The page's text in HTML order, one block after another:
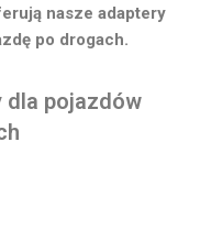
nasze adaptery
po drogach.
dla pojazdów